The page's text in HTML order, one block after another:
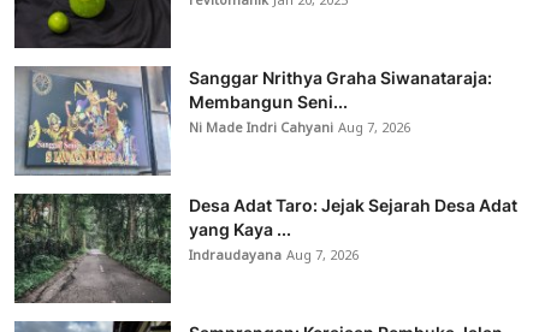
Sanggar Nrithya Graha Siwanataraja:
Membangun Seni...
Ni Made Indri CahyaniAug 7, 2026
Desa Adat Taro: Jejak Sejarah Desa Adat
yang Kaya ...
IndraudayanaAug 7, 2026